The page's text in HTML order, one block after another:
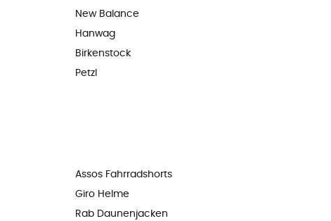
New Balance
Hanwag
Birkenstock
Petzl
Assos Fahrradshorts
Giro Helme
Rab Daunenjacken